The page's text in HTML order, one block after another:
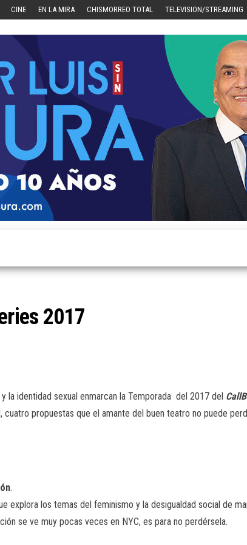
CINE EN LA MIRA CHISMORREO TOTAL TELEVISION/STREAMING
2017
la identidad sexual enmarcan la Temporada del 2017 del
cuatro propuestas que el amante del buen teatro no puede
.
explora los temas del feminismo y la desigualdad social de
se ve muy pocas veces en NYC, es para no perdérsela.